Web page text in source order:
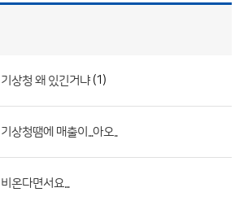
기상청 왜 있긴거냐(1)
기상청땜에 매출이...아오..
비온다면서요...